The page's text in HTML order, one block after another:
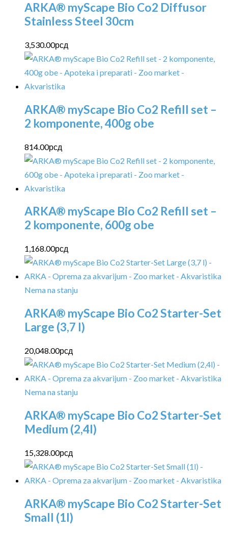
ARKA® myScape Bio Co2 Diffusor
Stainless Steel 30cm
3,530.00рсд
ARKA® myScape Bio Co2 Refill set –
2 komponente, 400g obe
814.00рсд
ARKA® myScape Bio Co2 Refill set –
2 komponente, 600g obe
1,168.00рсд
Nema na stanju
ARKA® myScape Bio Co2 Starter-Set
Large (3,7 l)
20,048.00рсд
Nema na stanju
ARKA® myScape Bio Co2 Starter-Set
Medium (2,4l)
15,328.00рсд
ARKA® myScape Bio Co2 Starter-Set
Small (1l)